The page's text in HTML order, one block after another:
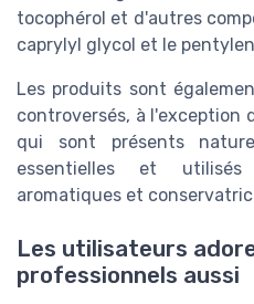
tocophérol et d'autres
caprylyl glycol et le
Les produits sont
controversés, à l'exception
qui sont présents
essentielles et
aromatiques et
Les utilisateurs
professionnels aussi